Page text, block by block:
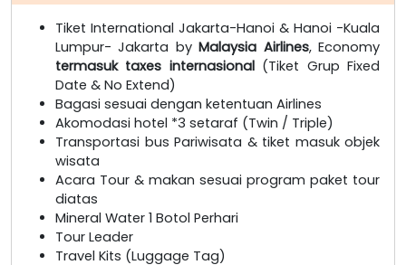
Tiket International Jakarta-Hanoi & Hanoi -Kuala
Lumpur- Jakarta byMalaysia Airlines, Economy
termasuk taxes internasional (Tiket Grup Fixed
Date & No Extend)
Bagasi sesuai dengan ketentuan Airlines
Akomodasi hotel *3 setaraf (Twin / Triple)
Transportasi bus Pariwisata & tiket masuk objek
wisata
Acara Tour & makan sesuai program paket tour
diatas
Mineral Water 1 Botol Perhari
Tour Leader
Travel Kits (Luggage Tag)